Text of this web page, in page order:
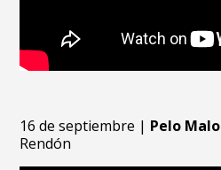
16 de septiembre | Pelo Malo
Rendón